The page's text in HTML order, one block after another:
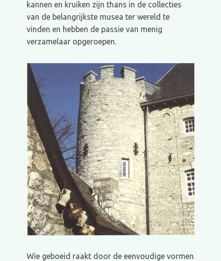
kannen en kruiken zijn thans in de collecties
van de belangrijkste musea ter wereld te
vinden en hebben de passie van menig
verzamelaar opgeroepen.
Wie geboeid raakt door de eenvoudige vormen